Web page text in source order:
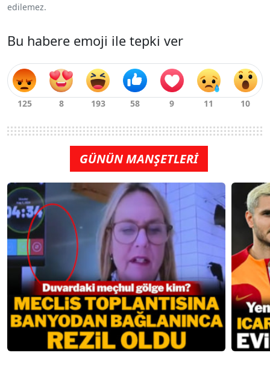
edilemez.
Bu habere emoji ile tepki ver
GÜNÜN MANŞETLERİ